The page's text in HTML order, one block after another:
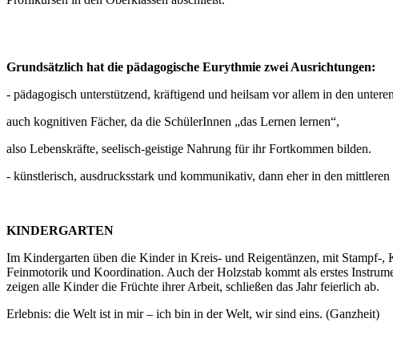
Grundsätzlich hat die pädagogische Eurythmie zwei Ausrichtungen:
- pädagogisch unterstützend, kräftigend und heilsam vor allem in den
auch kognitiven Fächer, da die SchülerInnen „das Lernen lernen“,
also Lebenskräfte, seelisch-geistige Nahrung für ihr Fortkommen bilden.
- künstlerisch, ausdrucksstark und kommunikativ, dann eher in den
KINDERGARTEN
Im Kindergarten üben die Kinder in Kreis- und Reigentänzen, mit Stampf-
Feinmotorik und Koordination. Auch der Holzstab kommt als erstes
zeigen alle Kinder die Früchte ihrer Arbeit, schließen das Jahr feierlich ab.
Erlebnis: die Welt ist in mir – ich bin in der Welt, wir sind eins. (Ganzheit)